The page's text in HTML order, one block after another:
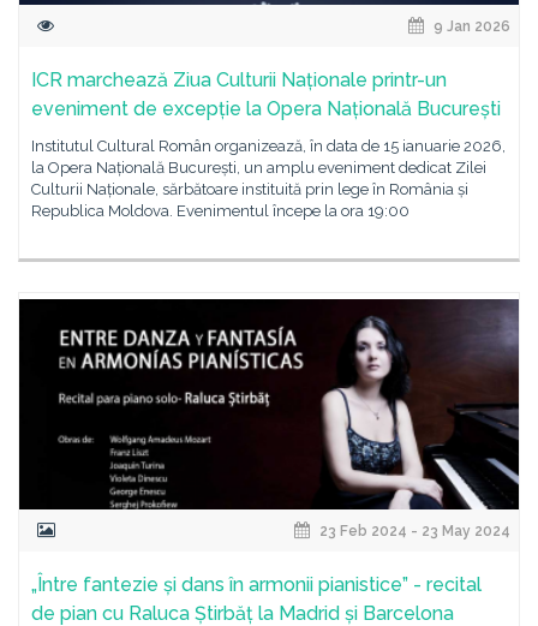
9 Jan 2026
ICR marchează Ziua Culturii Naționale printr-un
eveniment de excepție la Opera Națională București
Institutul Cultural Român organizează, în data de 15 ianuarie 2026,
la Opera Națională București, un amplu eveniment dedicat Zilei
Culturii Naționale, sărbătoare instituită prin lege în România și
Republica Moldova. Evenimentul începe la ora 19:00
23 Feb 2024 - 23 May 2024
„Între fantezie și dans în armonii pianistice” - recital
de pian cu Raluca Știrbăț la Madrid și Barcelona